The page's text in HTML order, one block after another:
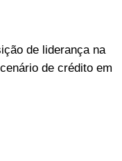
de liderança na
de crédito em